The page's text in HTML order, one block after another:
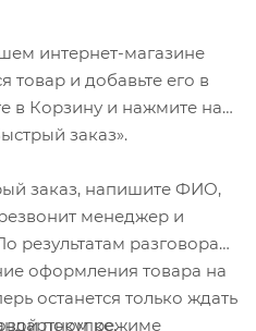
интернет-магазине
и добавьте его в
в Корзину и нажмите на
заказ».
заказ, напишите ФИО,
менеджер и
результатам разговора
оформления товара на
останется только ждать
покупке.режиме